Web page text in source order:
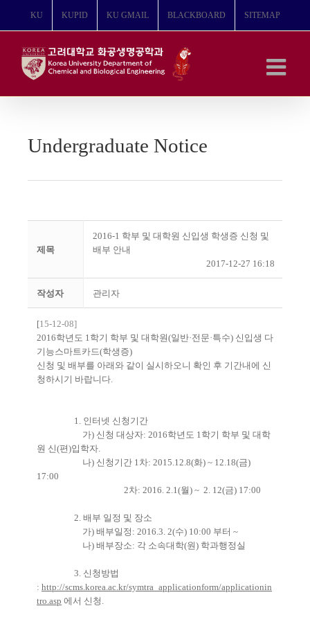
뛰
KU KUPID KU GMAIL BLACKBOARD SITEMAP
Undergraduate Notice
제목
2016-1 학부 및 대학원 신입생 학생증 신청 및
배부 안내
2017-12-27 16:18
작성자 관리자
[15-12-08]
2016학년도 1학기 학부 및 대학원(일반·전문·특수) 신입생 다
기능스마트카드(학생증)
신청 및 배부를 아래와 같이 실시하오니 확인 후 기간내에 신
청하시기 바랍니다.
1. 인터넷 신청기간
가) 신청 대상자: 2016학년도 1학기 학부 및 대학
원 신(편)입학자.
나) 신청기간 1차: 2015.12.8(화) ~ 12.18(금)
17:00
2차: 2016. 2.1(월) ~ 2. 12(금) 17:00
2. 배부 일정 및 장소
가) 배부일정: 2016.3. 2(수) 10:00 부터 ~
나) 배부장소: 각 소속대학(원) 학과행정실
3. 신청방법
: http://scms.korea.ac.kr/symtra_applicationform/applicationin
tro.asp 에서 신청.